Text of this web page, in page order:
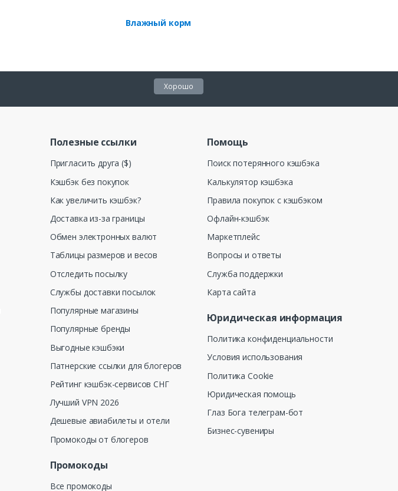
Влажный корм
Хорошо
Полезные ссылки
Пригласить друга ($)
Кэшбэк без покупок
Как увеличить кэшбэк?
Доставка из-за границы
Обмен электронных валют
Таблицы размеров и весов
Отследить посылку
Службы доставки посылок
Популярные магазины
Популярные бренды
Выгодные кэшбэки
Патнерские ссылки для блогеров
Рейтинг кэшбэк-сервисов СНГ
Лучший VPN 2026
Дешевые авиабилеты и отели
Промокоды от блогеров
Промокоды
Все промокоды
Помощь
Поиск потерянного кэшбэка
Калькулятор кэшбэка
Правила покупок с кэшбэком
Офлайн-кэшбэк
Маркетплейс
Вопросы и ответы
Служба поддержки
Карта сайта
Юридическая информация
Политика конфиденциальности
Условия использования
Политика Cookie
Юридическая помощь
Глаз Бога телеграм-бот
Бизнес-сувениры